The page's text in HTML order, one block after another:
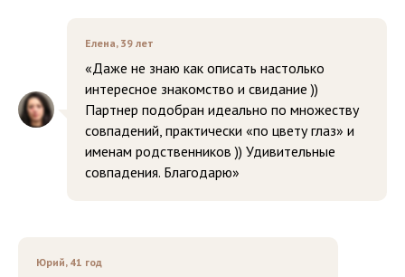
Елена, 39 лет
«Даже не знаю как описать настолько
интересное знакомство и свидание ))
Партнер подобран идеально по множеству
совпадений, практически «по цвету глаз» и
именам родственников )) Удивительные
совпадения. Благодарю»
Юрий, 41 год